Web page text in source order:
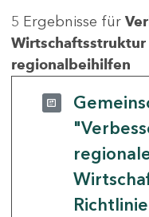
5 Ergebnisse für
regionalbeihilfen